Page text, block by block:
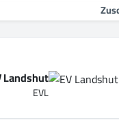
Landshut
EVL